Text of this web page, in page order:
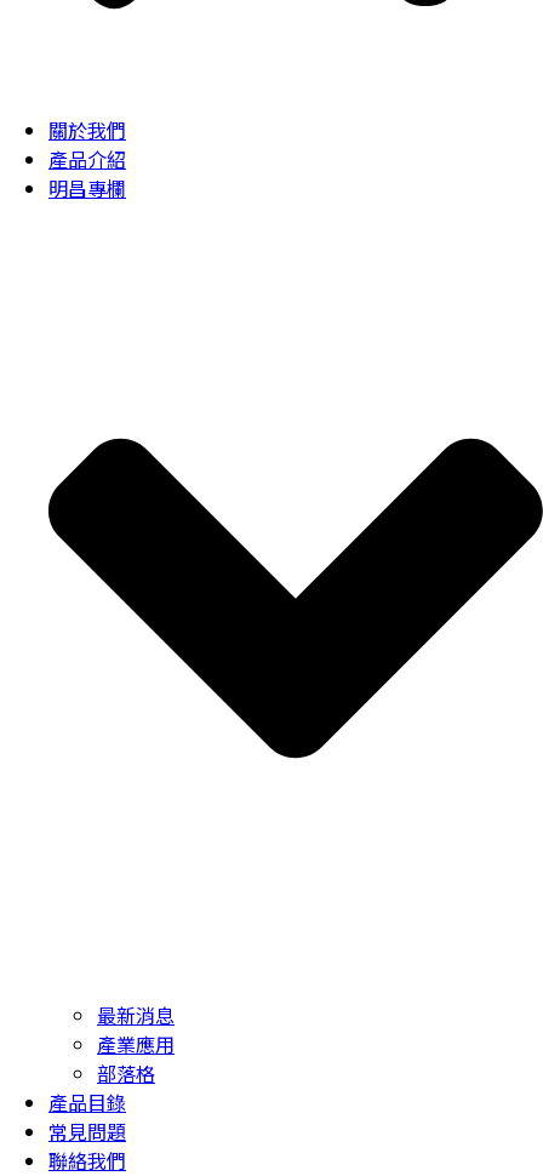
關於我們
產品介紹
明昌專欄
最新消息
產業應用
部落格
產品目錄
常見問題
聯絡我們